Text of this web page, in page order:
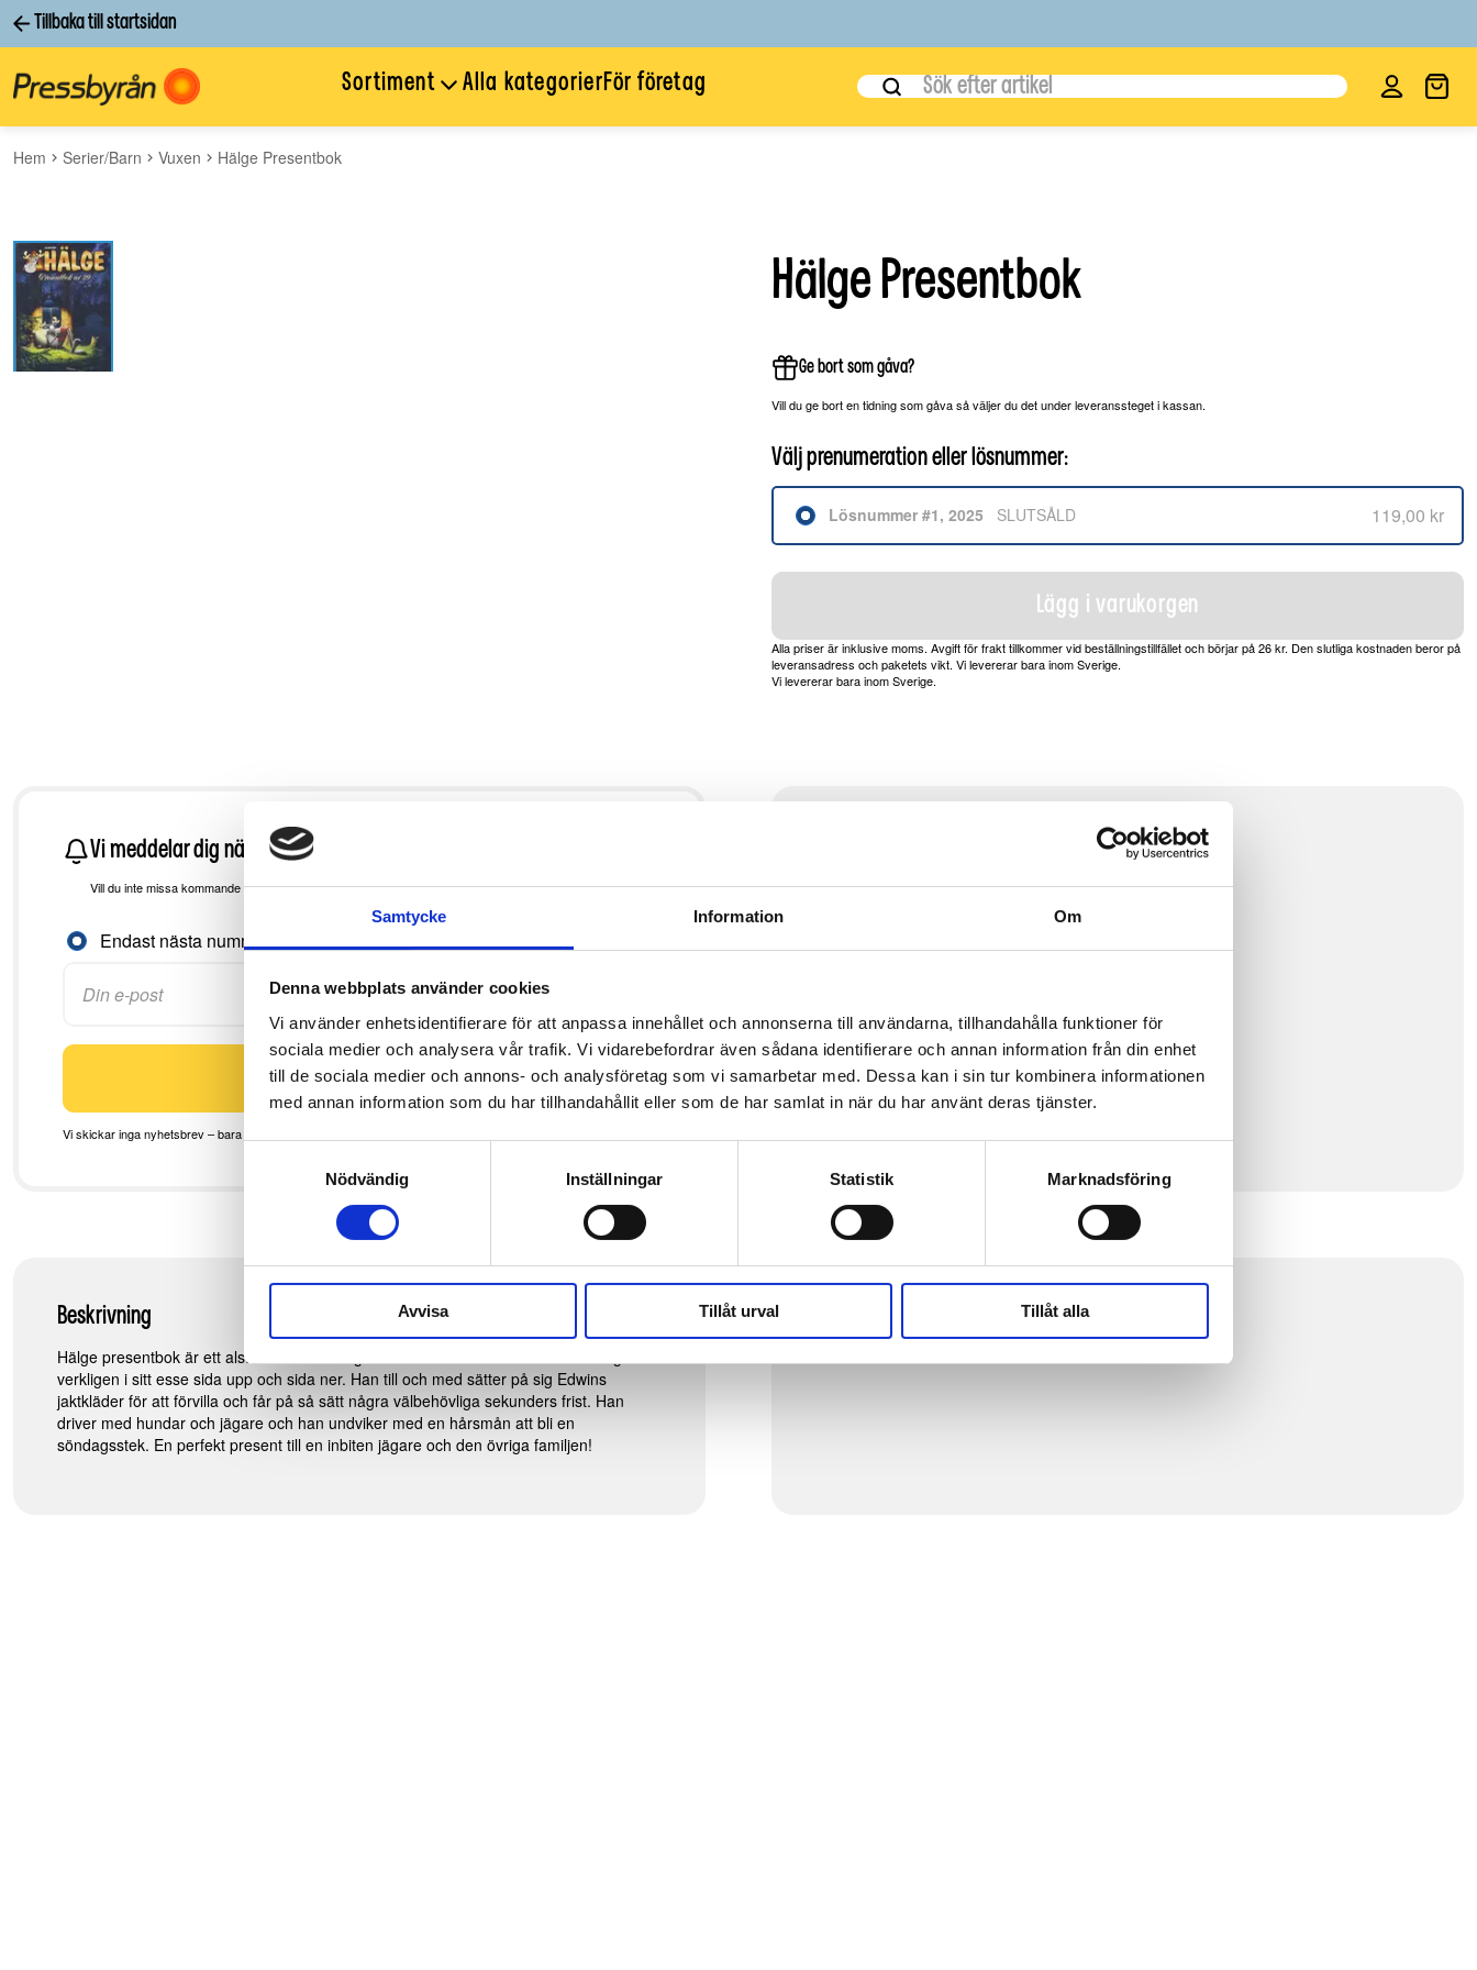
Samtycke Information Om
Denna webbplats använder cookies
Vi använder enhetsidentifierare för att anpassa innehållet och annonserna till användarna, tillhandahålla funktioner för
sociala medier och analysera vår trafik. Vi vidarebefordrar även sådana identifierare och annan information från din enhet
till de sociala medier och annons- och analysföretag som vi samarbetar med. Dessa kan i sin tur kombinera informationen
med annan information som du har tillhandahållit eller som de har samlat in när du har använt deras tjänster.
Nödvändig
Inställningar Statistik Marknadsföring
Avvisa Tillåt urval Tillåt alla
Tillbaka till startsidan
Sortiment Alla kategorierFör företag Label Logga in
Hem Serier/Barn Vuxen Hälge Presentbok DETTA NUMMER ÄR SLUTSÅLT
Hälge Presentbok
Ge bort som gåva?
Vill du ge bort en tidning som gåva så väljer du det under leveranssteget i kassan.
Välj prenumeration eller lösnummer:
Lösnummer #1, 2025 SLUTSÅLD 119,00 kr
Lägg i varukorgen
Alla priser är inklusive moms. Avgift för frakt tillkommer vid beställningstillfället och börjar på 26 kr. Den slutliga kostnaden beror på
leveransadress och paketets vikt. Vi levererar bara inom Sverige.
Vi levererar bara inom Sverige.
Vi meddelar dig när nästa nummer finns att köpa
Vill du inte missa kommande utgåvor? Ange din e-post så hör vi av oss så snart beställning är möjlig
Aviseringsinställningar
Endast nästa nummer
Meddela mig
Vi skickar inga nyhetsbrev – bara ett meddelande när nästa nummer är ute.
Beskrivning
Hälge presentbok är ett alster för folk som gillar humor när den är som bäst! Hälge är
verkligen i sitt esse sida upp och sida ner. Han till och med sätter på sig Edwins
jaktkläder för att förvilla och får på så sätt några välbehövliga sekunders frist. Han
driver med hundar och jägare och han undviker med en hårsmån att bli en
söndagsstek. En perfekt present till en inbiten jägare och den övriga familjen!